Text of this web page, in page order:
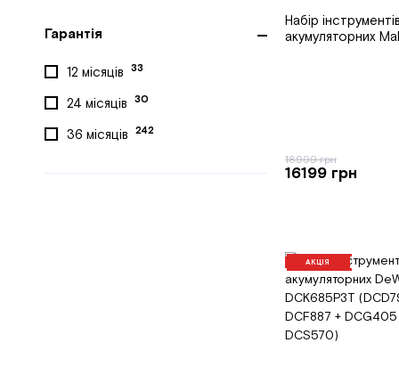
Гарантія
12 місяців 33
24 місяців 30
36 місяців 242
Набір інструментів
акумуляторних
18999 грн
16199 грн
АКЦІЯ